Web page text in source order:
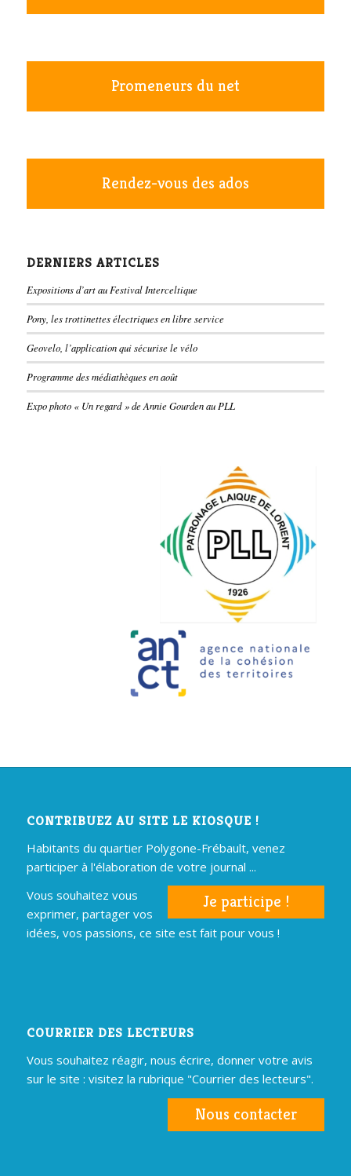
Promeneurs du net
Rendez-vous des ados
DERNIERS ARTICLES
Expositions d’art au Festival Interceltique
Pony, les trottinettes électriques en libre service
Geovelo, l’application qui sécurise le vélo
Programme des médiathèques en août
Expo photo « Un regard » de Annie Gourden au PLL
CONTRIBUEZ AU SITE LE KIOSQUE !
Habitants du quartier Polygone-Frébault, venez
participer à l'élaboration de votre journal ...
Je participe !
Vous souhaitez vous
exprimer, partager vos
idées, vos passions, ce site est fait pour vous !
COURRIER DES LECTEURS
Vous souhaitez réagir, nous écrire, donner votre avis
sur le site : visitez la rubrique "Courrier des lecteurs".
Nous contacter